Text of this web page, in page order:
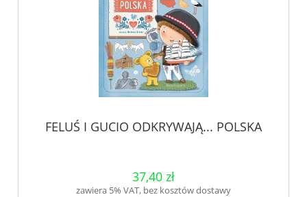
FELUŚ I GUCIO ODKRYWAJĄ... POLSKA
37,40 zł
zawiera 5% VAT, bez kosztów dostawy